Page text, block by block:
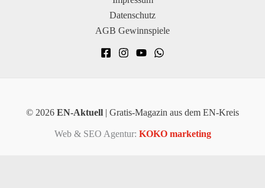
Datenschutz
AGB Gewinnspiele
© 2026 EN-Aktuell | Gratis-Magazin aus dem EN-Kreis
Web & SEO Agentur: KOKO marketing